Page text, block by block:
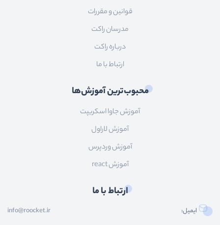
قوانین و مقررات
مدرسان راکت
درباره راکت
ارتباط با ما
محبوب‌ترین آموزش‌ها
آموزش جاوا اسکریپت
آموزش لاراول
آموزش وردپرس
آموزش react
ارتباط با ما
ایمیل: info@roocket.ir